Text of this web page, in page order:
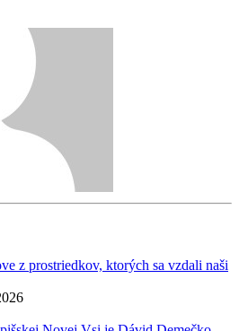
z prostriedkov, ktorých sa vzdali naši